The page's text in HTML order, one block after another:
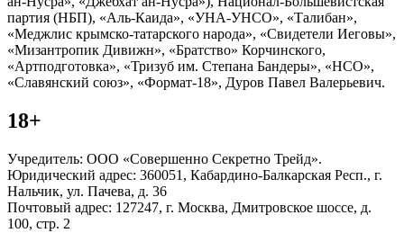
партия (НБП), «Аль-Каида», «УНА-УНСО», «Талибан»,
«Меджлис крымско-татарского народа», «Свидетели Иеговы»,
«Мизантропик Дивижн», «Братство» Корчинского,
«Артподготовка», «Тризуб им. Степана Бандеры», «НСО»,
«Славянский союз», «Формат-18», Дуров Павел Валерьевич.
18+
Учредитель: ООО «Совершенно Секретно Трейд».
Юридический адрес: 360051, Кабардино-Балкарская Респ., г.
Нальчик, ул. Пачева, д. 36
Почтовый адрес: 127247, г. Москва, Дмитровское шоссе, д.
100, стр. 2